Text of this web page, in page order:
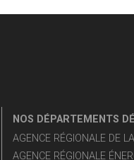
NOS DÉPARTEMENTS
AGENCE RÉGIONALE DE
AGENCE RÉGIONALE